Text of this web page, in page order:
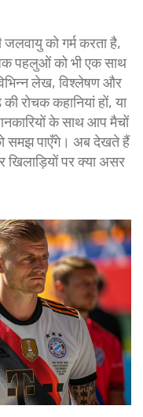
को गर्म करता है,
पहलुओं को भी एक साथ
लेख, विश्लेषण और
रोचक कहानियां हों, या
के साथ आप मैचों
समझ पाएँगे। अब देखते हैं
पर क्या असर